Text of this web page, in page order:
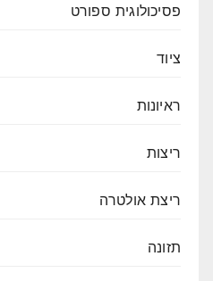
פסיכולוגית ספורט
ציוד
ראיונות
ריצות
ריצת אולטרה
תזונה